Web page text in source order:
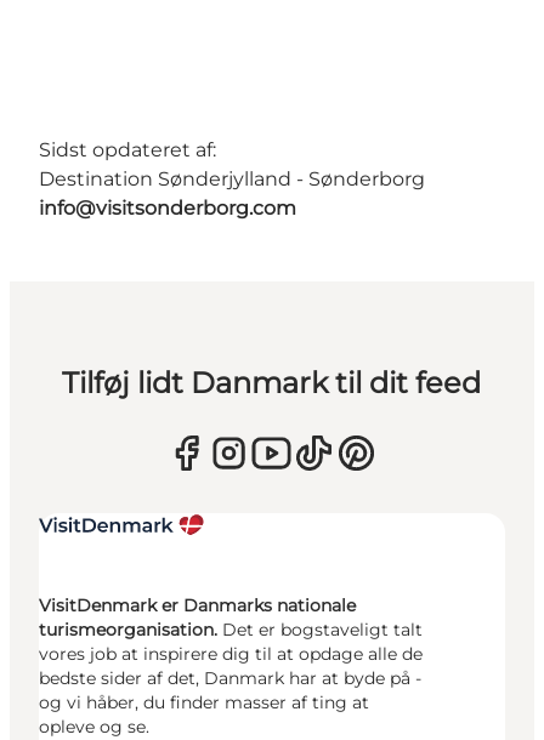
Sidst opdateret af:
Destination Sønderjylland - Sønderborg
info@visitsonderborg.com
Tilføj lidt Danmark til dit feed
VisitDenmark er Danmarks nationale
turismeorganisation. Det er bogstaveligt talt
vores job at inspirere dig til at opdage alle de
bedste sider af det, Danmark har at byde på -
og vi håber, du finder masser af ting at
opleve og se.